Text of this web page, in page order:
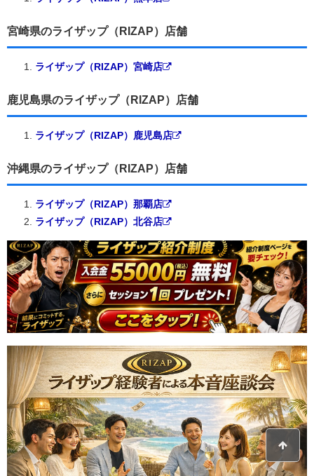
宮崎県のライザップ（RIZAP）店舗
ライザップ（RIZAP）宮崎店
鹿児島県のライザップ（RIZAP）店舗
ライザップ（RIZAP）鹿児島店
沖縄県のライザップ（RIZAP）店舗
ライザップ（RIZAP）那覇店
ライザップ（RIZAP）北谷店